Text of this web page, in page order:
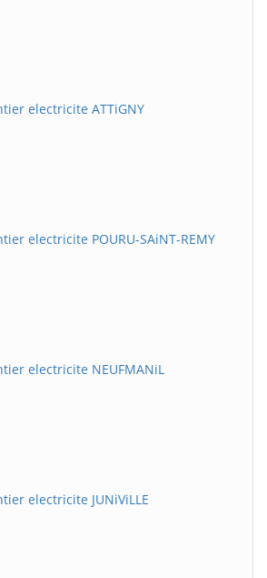
electricite ATTiGNY
electricite POURU-SAiNT-REMY
electricite NEUFMANiL
electricite JUNiViLLE